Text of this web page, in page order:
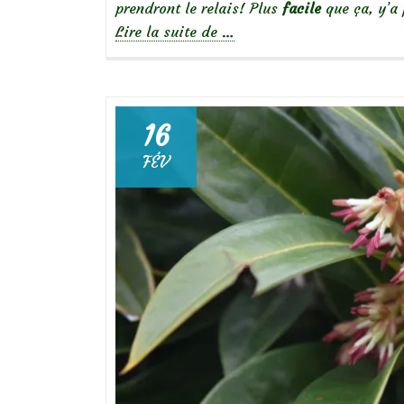
prendront le relais! Plus facileque ça,
Lire la suite de à
Viola
cornuta
…
16
FÉV